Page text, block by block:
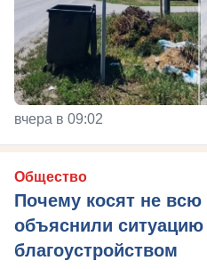
вчера в 09:02
Общество
Почему косят не всю
объяснили ситуацию
благоустройством